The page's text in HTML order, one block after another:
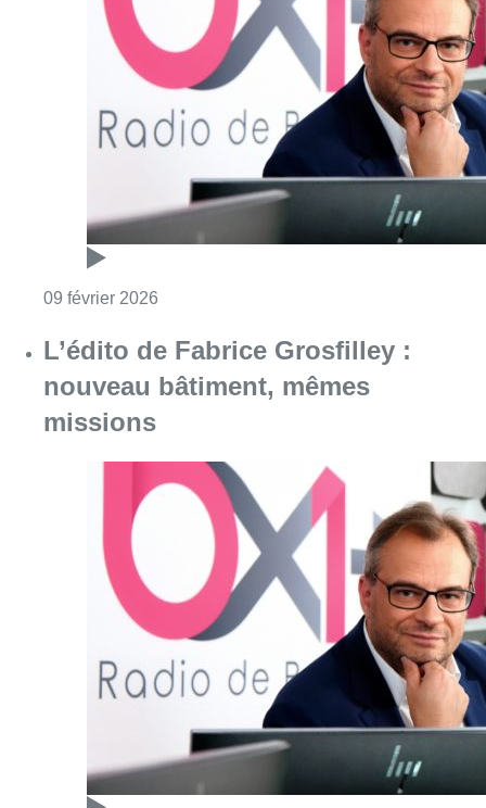
09 février 2026
L’édito de Fabrice Grosfilley :
nouveau bâtiment, mêmes
missions